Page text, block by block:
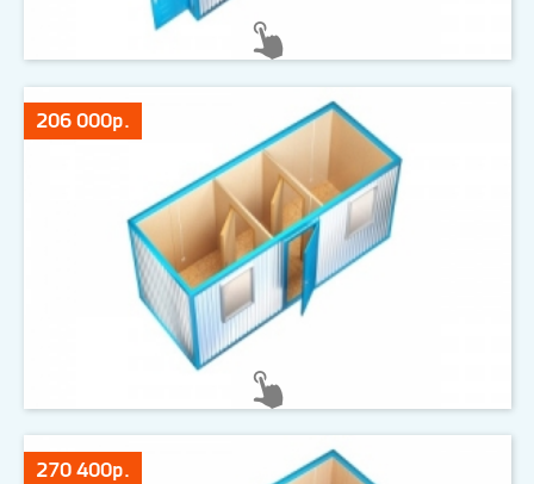
206 000р.
270 400р.